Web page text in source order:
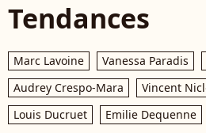
Tendances
Marc Lavoine Vanessa Paradis
Audrey Crespo-Mara
Vincent
Louis Ducruet
Emilie Dequenne